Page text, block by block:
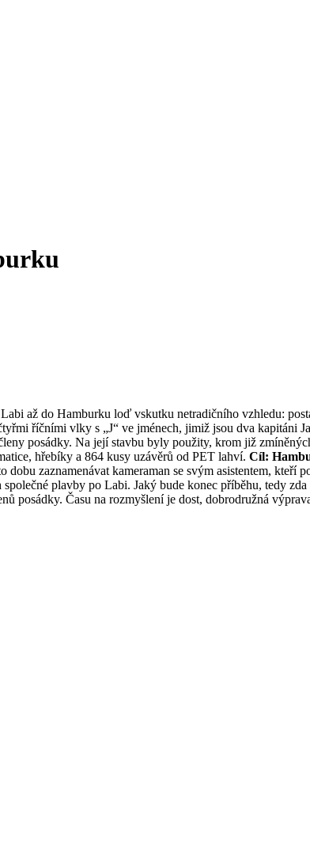
až do Hamburku loď vskutku netradičního vzhledu:
říčními vlky s „J“ ve jménech, jimiž jsou dva kapitáni
posádky. Na její stavbu byly použity, krom již
hřebíky a 864 kusy uzávěrů od PET lahví. Cíl:
zaznamenávat kameraman se svým asistentem, kteří
plavby po Labi. Jaký bude konec příběhu, tedy
posádky. Času na rozmyšlení je dost, dobrodružná